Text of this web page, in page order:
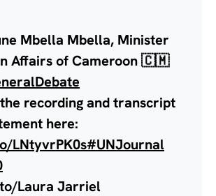
Mbella Mbella, Minister
Affairs of Cameroon 🇨🇲
recording and transcript
here:
LNtyvrPK0s#UNJournal
Laura Jarriel